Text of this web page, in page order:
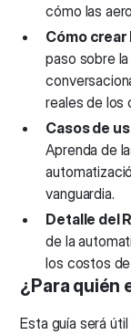
cómo las
Cómo
paso sobre
reales de los
Casos de
Aprenda de
vanguardia.
Detalle del
de la
los costos
¿Para quién
Esta guía será